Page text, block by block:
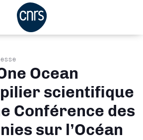
Ocean
scientifique
Conférence des
sur l’Océan